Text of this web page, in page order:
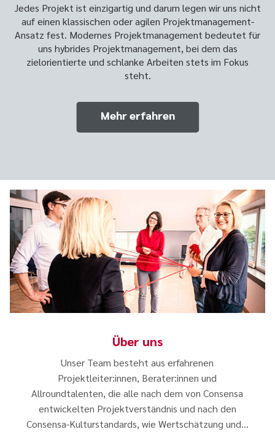
Jedes Projekt ist einzigartig und darum legen wir uns nicht
auf einen klassischen oder agilen Projektmanagement-
Ansatz fest. Modernes Projektmanagement bedeutet für
uns hybrides Projektmanagement, bei dem das
zielorientierte und schlanke Arbeiten stets im Fokus
steht.
Mehr erfahren
Über uns
Unser Team besteht aus erfahrenen
Projektleiter:innen, Berater:innen und
Allroundtalenten, die alle nach dem von Consensa
entwickelten Projektverständnis und nach den
Consensa-Kulturstandards, wie Wertschätzung und…